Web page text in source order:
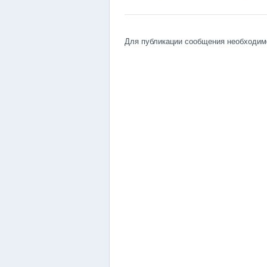
Для публикации сообщения